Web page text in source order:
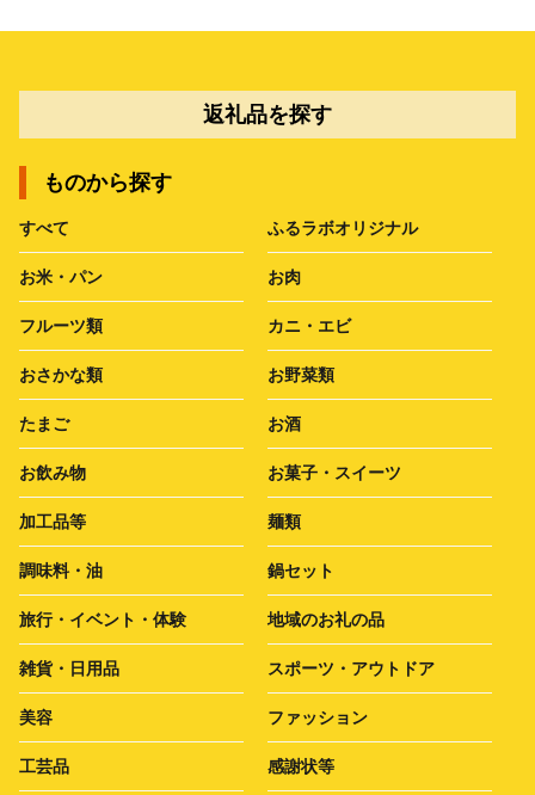
返礼品を探す
ものから探す
すべて ふるラボオリジナル
お米・パン お肉
フルーツ類 カニ・エビ
おさかな類 お野菜類
たまご お酒
お飲み物 お菓子・スイーツ
加工品等 麺類
調味料・油 鍋セット
旅行・イベント・体験 地域のお礼の品
雑貨・日用品 スポーツ・アウトドア
美容 ファッション
工芸品 感謝状等